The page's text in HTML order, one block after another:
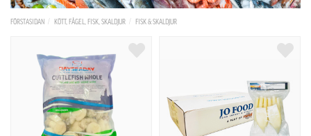
FÖRSTASIDAN KÖTT, FÅGEL, FISK, SKALDJUR FISK & SKALDJUR